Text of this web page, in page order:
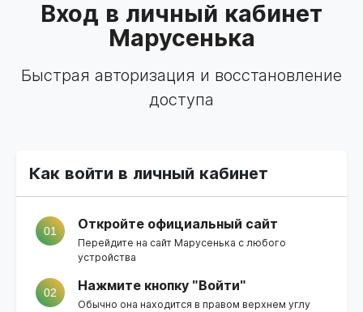
Вход в личный кабинет
Марусенька
Быстрая авторизация и восстановление
доступа
Как войти в личный кабинет
01 Откройте официальный сайт
Перейдите на сайт Марусенька с любого
устройства
02 Нажмите кнопку "Войти"
Обычно она находится в правом верхнем углу